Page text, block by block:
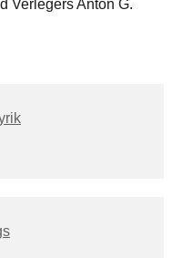
Verlegers Anton G.